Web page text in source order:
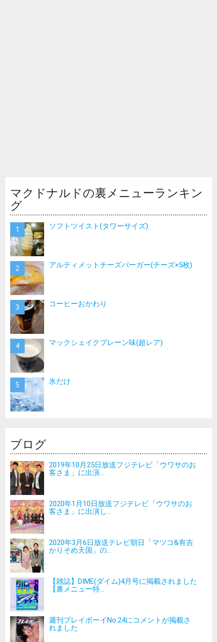
マクドナルドの裏メニューランキン
グ
ソフトツイスト(タワーサイズ)
アルティメットチーズバーガー(チーズ×5枚)
コーヒーおかわり
マックシェイクプレーン味(超レア)
氷だけ
ブログ
2019年10月25日放送フジテレビ「ウワサのお
客さま」に出演...
2020年1月10日放送フジテレビ「ウワサのお
客さま」に出演し...
2020年3月6日放送テレビ朝日「マツコ&有吉
かりそめ天国」の...
【雑誌】DIME(ダイム)4月号に掲載されました
【裏メニュー特...
週刊プレイボーイNo.24にコメントが掲載さ
れました